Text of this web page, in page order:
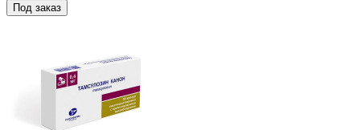
Под заказ